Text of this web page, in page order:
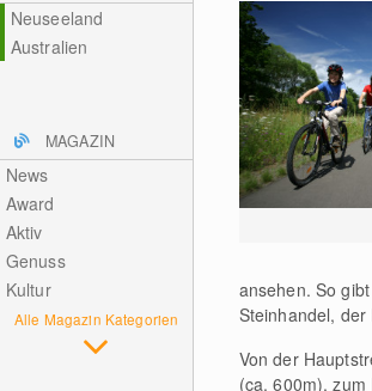
Neuseeland
Australien
MAGAZIN
News
Award
Aktiv
Genuss
Kultur
Alle Magazin Kategorien
ansehen. So
Steinhandel,
Von der
(ca. 600m),